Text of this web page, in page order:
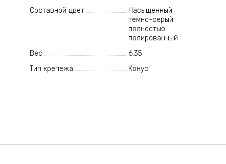
Составной цвет
Насыщенный
темно-серый
полностью
полированный
Вес
6.35
Тип крепежа
Конус